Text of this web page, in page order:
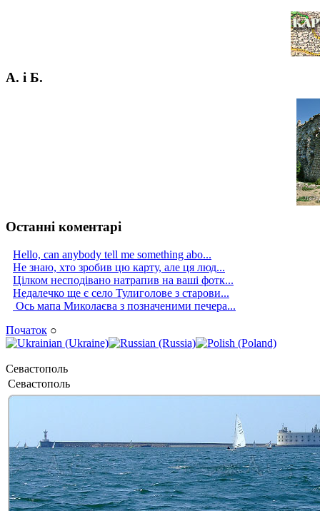
А. і Б.
Останні коментарі
Hello, can anybody tell me something abo...
Не знаю, хто зробив цю карту, але ця люд...
Цілком несподівано натрапив на ваші фотк...
Недалечко ще є село Тулиголове з старови...
Ось мапа Миколаєва з позначеними печера...
Початок ○
Севастополь
Севастополь